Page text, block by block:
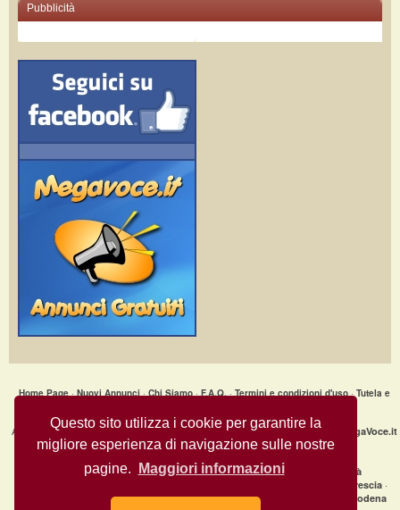
Questo sito utilizza i cookie per garantire la
migliore esperienza di navigazione sulle nostre
pagine.
Maggiori informazioni
Pubblicità
Home Page·Nuovi Annunci·Chi Siamo·F.A.Q.·Termini e condizioni d'uso·Tutela e
Annunci Gratuiti » LINEA PER REVISIONE AUTO MOTO © Copyright 2009 MegaVoce.it
- All Rights Reserved.
Annunci recenti per città|clicca qui per la lista completa delle città
Annunci gratuiti Brescia ·
Annunci gratuiti Firenze·Annunci gratuiti Genova
Annunci gratuiti Modena